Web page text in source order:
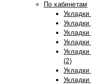
По кабинетам
(2)
Укладки